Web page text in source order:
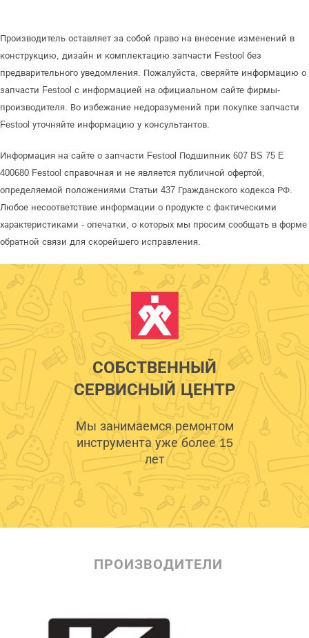
Производитель оставляет за собой право на внесение изменений в
конструкцию, дизайн и комплектацию запчасти Festool без
предварительного уведомления. Пожалуйста, сверяйте информацию о
запчасти Festool с информацией на официальном сайте фирмы-
производителя. Во избежание недоразумений при покупке запчасти
Festool уточняйте информацию у консультантов.
Информация на сайте о запчасти Festool Подшипник 607 BS 75 E
400680 Festool справочная и не является публичной офертой,
определяемой положениями Статьи 437 Гражданского кодекса РФ.
Любое несоответствие информации о продукте с фактическими
характеристиками - опечатки, о которых мы просим сообщать в форме
обратной связи для скорейшего исправления.
СОБСТВЕННЫЙ
СЕРВИСНЫЙ ЦЕНТР
Мы занимаемся ремонтом
инструмента уже более 15
лет
ПРОИЗВОДИТЕЛИ